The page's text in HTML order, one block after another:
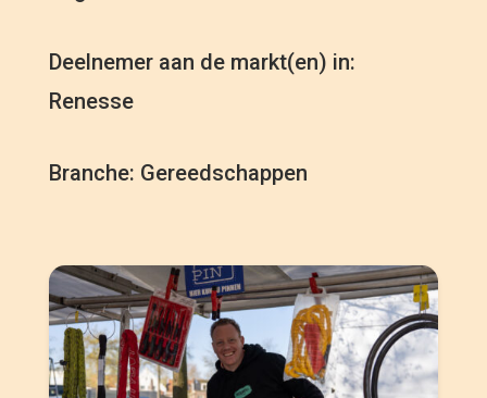
Deelnemer aan de markt(en) in:
Renesse
Branche: Gereedschappen